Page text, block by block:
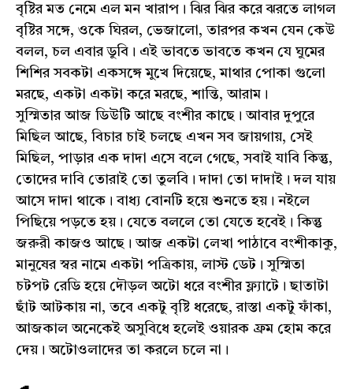
বৃষ্টির মত নেমে এল মন খারাপ। ঝির ঝির করে ঝরতে লাগল
বৃষ্টির সঙ্গে, ওকে ঘিরল, ভেজালো, তারপর কখন যেন কেউ
বলল, চল এবার ডুবি। এই ভাবতে ভাবতে কখন যে ঘুমের
শিশির সবকটা একসঙ্গে মুখে দিয়েছে, মাথার পোকা গুলো
মরছে, একটা একটা করে মরছে, শান্তি, আরাম।
সুস্মিতার আজ ডিউটি আছে বংশীর কাছে। আবার দুপুরে
মিছিল আছে, বিচার চাই চলছে এখন সব জায়গায়, সেই
মিছিল, পাড়ার এক দাদা এসে বলে গেছে, সবাই যাবি কিন্তু,
তোদের দাবি তোরাই তো তুলবি। দাদা তো দাদাই। দল যায়
আসে দাদা থাকে। বাধ্য বোনটি হয়ে শুনতে হয়। নইলে
পিছিয়ে পড়তে হয়। যেতে বললে তো যেতে হবেই। কিন্তু
জরুরী কাজও আছে। আজ একটা লেখা পাঠাবে বংশীকাকু,
মানুষের স্বর নামে একটা পত্রিকায়, লাস্ট ডেট। সুস্মিতা
চটপট রেডি হয়ে দৌড়ল অটো ধরে বংশীর ফ্ল্যাটে। ছাতাটা
ছাঁট আটকায় না, তবে একটু বৃষ্টি ধরেছে, রাস্তা একটু ফাঁকা,
আজকাল অনেকেই অসুবিধে হলেই ওয়ারক ফ্রম হোম করে
দেয়। অটোওলাদের তা করলে চলে না।